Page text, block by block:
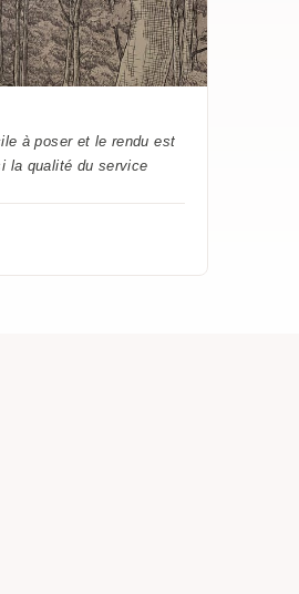
à poser et le rendu est
la qualité du service